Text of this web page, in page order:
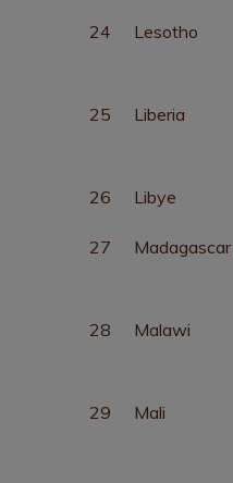
24 Lesotho
25 Liberia
26 Libye
27 Madagascar
28 Malawi
29 Mali